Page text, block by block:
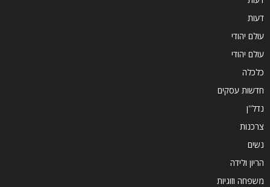
דעות
עולם יהודי
עולם יהודי
כלכלה
חדשות עסקים
נדל''ן
צרכנות
נשים
הריון ולידה
משפחה וזוגיות